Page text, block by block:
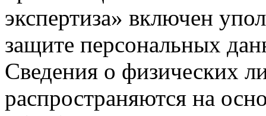
экспертиза» включен
защите персональных
Сведения о физических
распространяются на